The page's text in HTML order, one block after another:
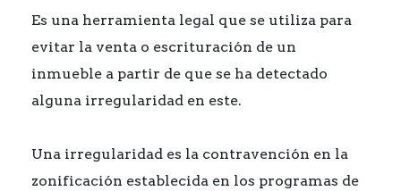
Es una herramienta legal que se utiliza para
evitar la venta o escrituración de un
inmueble a partir de que se ha detectado
alguna irregularidad en este.
Una irregularidad es la contravención en la
zonificación establecida en los programas de